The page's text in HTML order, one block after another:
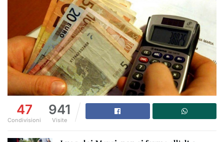
47
Condivisioni
941
Visite